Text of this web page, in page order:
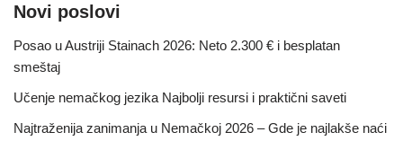
Novi poslovi
Posao u Austriji Stainach 2026: Neto 2.300 € i besplatan
smeštaj
Učenje nemačkog jezika Najbolji resursi i praktični saveti
Najtraženija zanimanja u Nemačkoj 2026 – Gde je najlakše naći